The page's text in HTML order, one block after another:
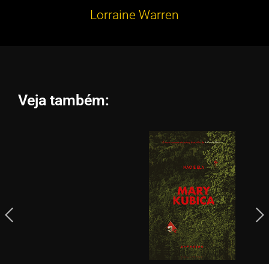
Lorraine Warren
Veja também: